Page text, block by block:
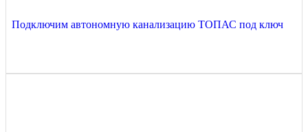
Подключим автономную канализацию ТОПАС под ключ